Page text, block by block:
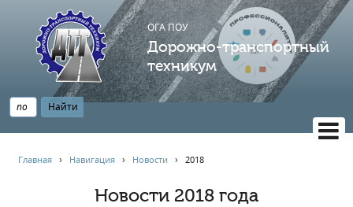
ОГА ПОУ
Дорожно-транспортный
техникум
Главная › Навигация › Новости ›2018
Новости 2018 года